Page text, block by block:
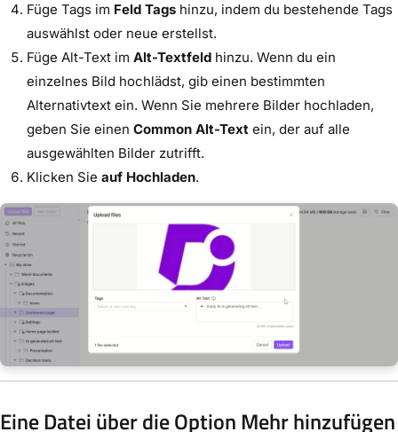
Füge Tags im Feld Tags hinzu, indem du bestehende Tags
auswählst oder neue erstellst.
Füge Alt-Text im Alt-Textfeld hinzu. Wenn du ein
einzelnes Bild hochlädst, gib einen bestimmten
Alternativtext ein. Wenn Sie mehrere Bilder hochladen,
geben Sie einen Common Alt-Text ein, der auf alle
ausgewählten Bilder zutrifft.
Klicken Sie auf Hochladen.
Eine Datei über die Option Mehr hinzufügen